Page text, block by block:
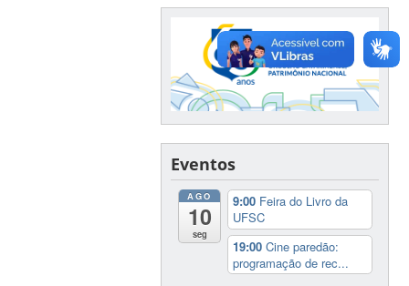
Eventos
AGO
10
seg
9:00 Feira do Livro da
UFSC
19:00Cine paredão:
programação de rec...